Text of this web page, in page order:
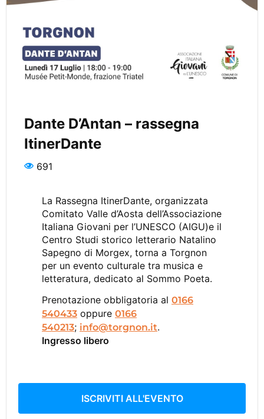
Dante D’Antan – rassegna
ItinerDante
691
La Rassegna ItinerDante, organizzata
Comitato Valle d’Aosta dell’Associazione
Italiana Giovani per l’UNESCO (AIGU)e il
Centro Studi storico letterario Natalino
Sapegno di Morgex, torna a Torgnon
per un evento culturale tra musica e
letteratura, dedicato al Sommo Poeta.
Prenotazione obbligatoria al 0166
540433 oppure 0166
540213; info@torgnon.it.
Ingresso libero
ISCRIVITI ALL'EVENTO